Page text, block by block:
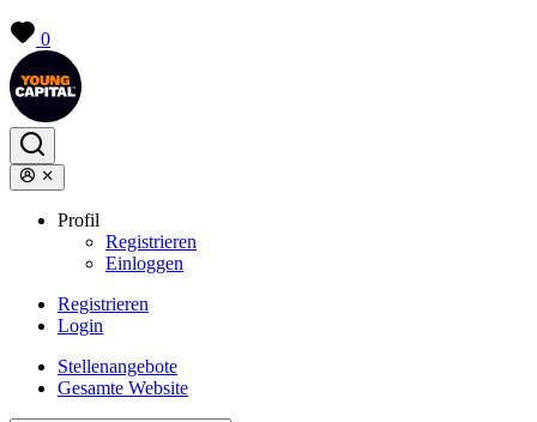
0
Profil
Registrieren
Einloggen
Registrieren
Login
Stellenangebote
Gesamte Website